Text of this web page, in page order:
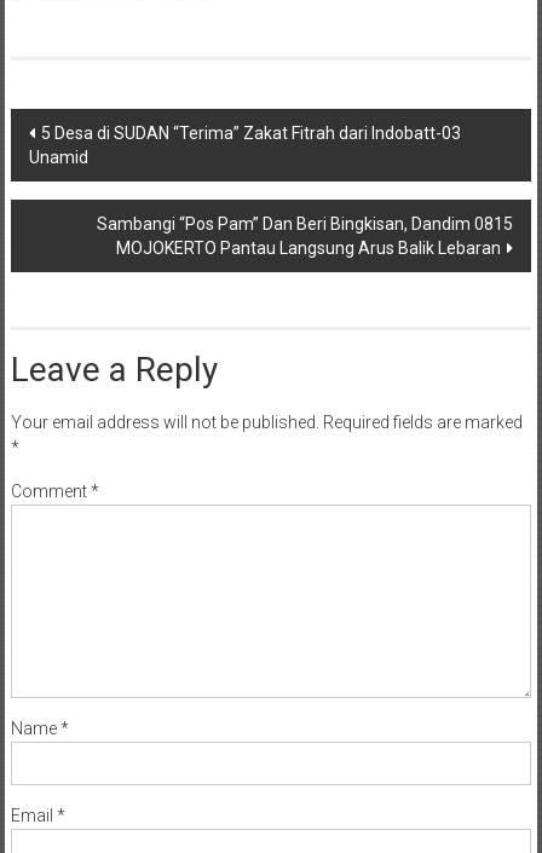
Post
navigation
5 Desa di SUDAN “Terima” Zakat Fitrah dari Indobatt-03
Unamid
Sambangi “Pos Pam” Dan Beri Bingkisan, Dandim 0815
MOJOKERTO Pantau Langsung Arus Balik Lebaran
Leave a Reply
Your email address will not be published. Required fields are marked
*
Comment*
Name*
Email *